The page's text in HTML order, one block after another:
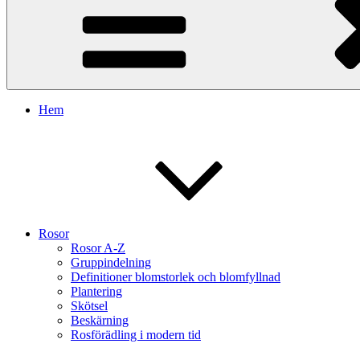
Hem
Rosor
Rosor A-Z
Gruppindelning
Definitioner blomstorlek och blomfyllnad
Plantering
Skötsel
Beskärning
Rosförädling i modern tid